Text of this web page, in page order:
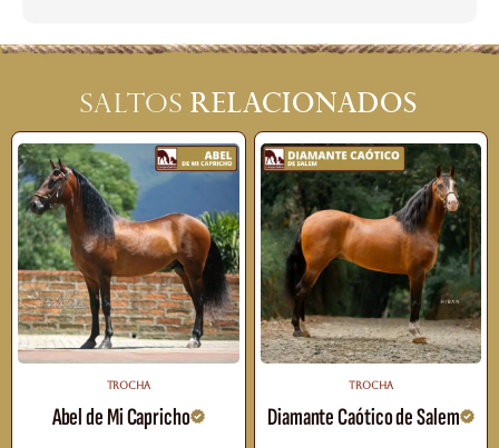
Saltos relacionados
TROCHA
Abel de Mi Capricho
TROCHA
Diamante Caótico de Salem